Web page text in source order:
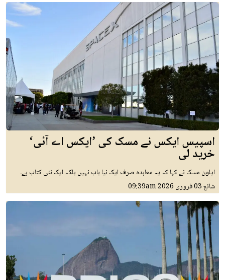
اسپیس ایکس نے مسک کی ’ایکس اے آئی‘
خرید لی
ایلون مسک نے کہا کہ یہ معاہدہ صرف ایک نیا باب نہیں بلکہ ایک نئی کتاب ہے۔
شائع03 فروری 2026 09:39am